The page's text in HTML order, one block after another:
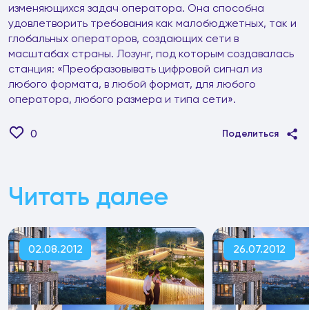
изменяющихся задач оператора. Она способна
удовлетворить требования как малобюджетных, так и
глобальных операторов, создающих сети в
масштабах страны. Лозунг, под которым создавалась
станция: «Преобразовывать цифровой сигнал из
любого формата, в любой формат, для любого
оператора, любого размера и типа сети».
0 Поделиться
Читать далее
02.08.2012 26.07.2012